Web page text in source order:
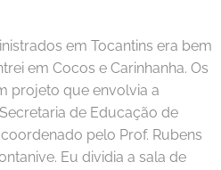
em Tocantins era bem
em Cocos e Carinhanha. Os
projeto que envolvia a
de Educação de
pelo Prof. Rubens
Eu dividia a sala de